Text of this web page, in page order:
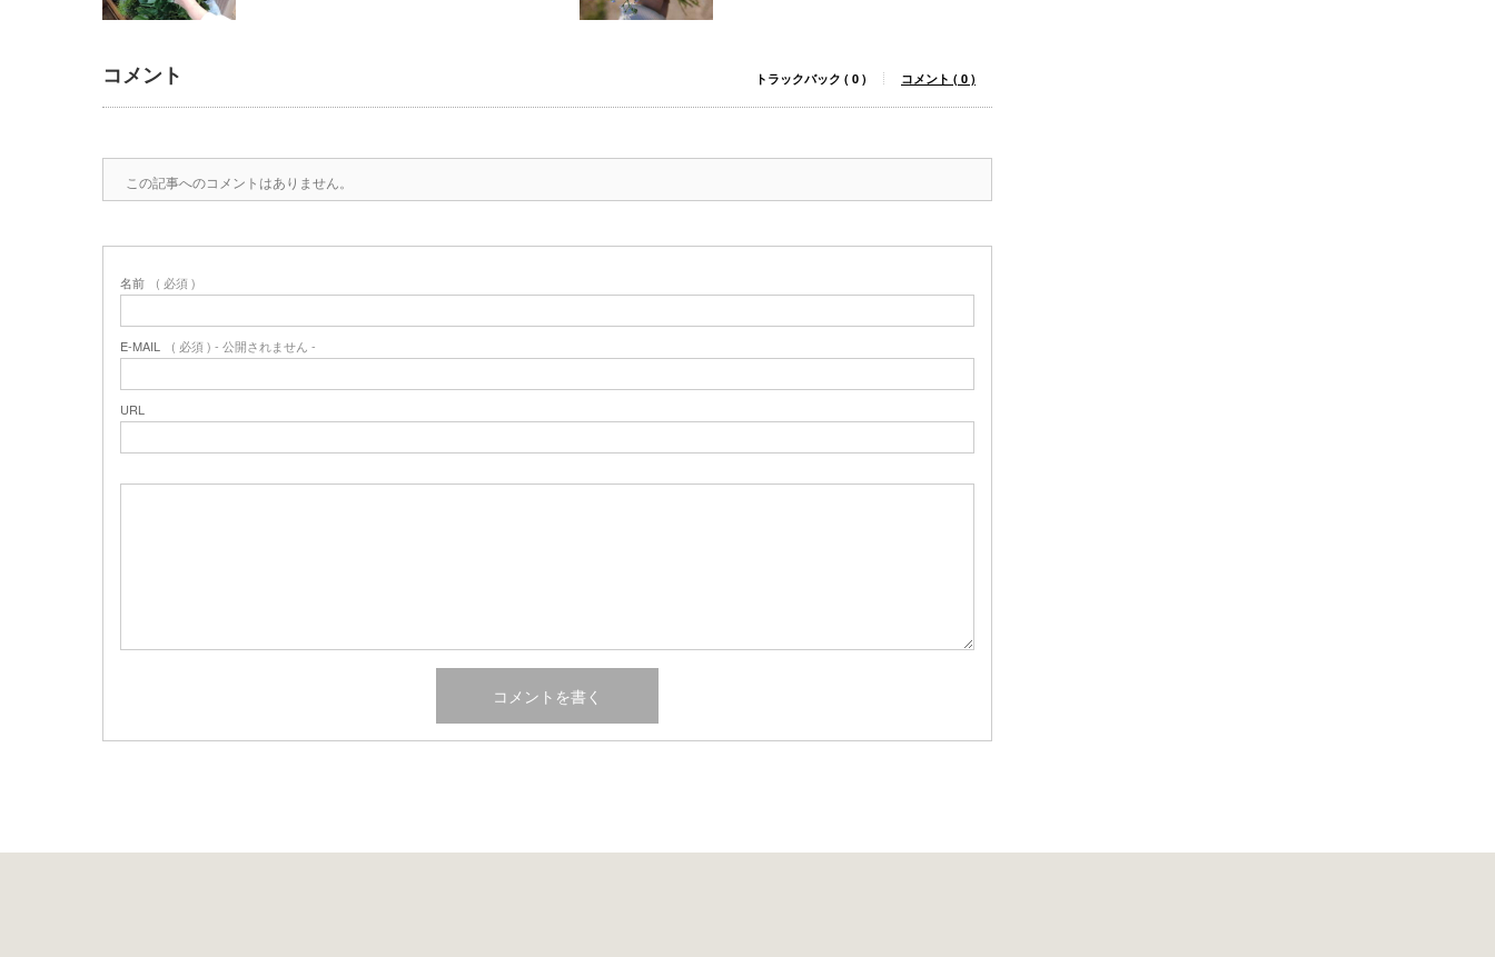
コメント トラックバック ( 0 ) コメント ( 0 )
この記事へのコメントはありません。
名前 ( 必須 )
E-MAIL ( 必須 ) - 公開されません -
URL